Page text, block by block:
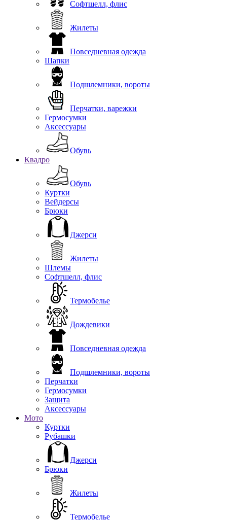
Софтшелл, флис
Жилеты
Повседневная одежда
Шапки
Подшлемники, вороты
Перчатки, варежки
Гермосумки
Аксессуары
Обувь
Квадро
Обувь
Куртки
Вейдерсы
Брюки
Джерси
Жилеты
Шлемы
Софтшелл, флис
Термобелье
Дождевики
Повседневная одежда
Подшлемники, вороты
Перчатки
Гермосумки
Защита
Аксессуары
Мото
Куртки
Рубашки
Джерси
Брюки
Жилеты
Термобелье